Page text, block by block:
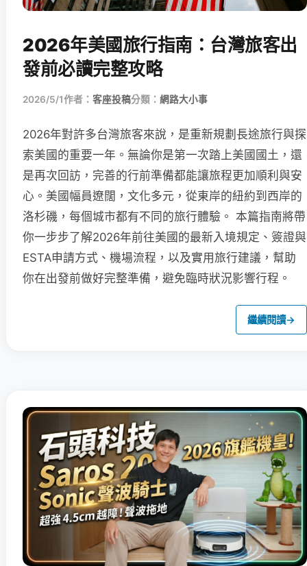
2026年美國旅行指南：台灣旅客出
發前必讀完整攻略
2026/5/1作者： 客座投稿分類： 網路大小事
2026年對許多台灣旅客來說，是重新規劃長途旅行與探
索美國的重要一年。無論你是第一次踏上美國國土，還
是再次回訪，完善的行前準備都能讓旅程更加順利與安
心。美國幅員遼闊，文化多元，從東岸的紐約到西岸的
洛杉磯，每個城市都有不同的旅行體驗。 本篇指南將帶
你一步步了解2026年前往美國的最新入境規定、簽證與
ESTA申請方式、機場流程，以及實用旅行建議，幫助
你在出發前做好完整準備，避免臨時狀況影響行程。
繼續閱讀→